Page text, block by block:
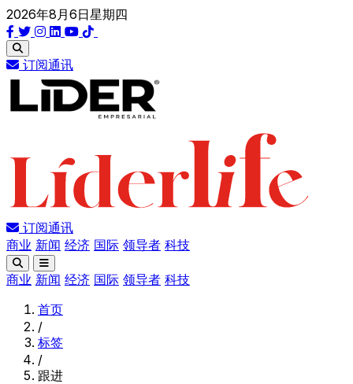
2026年8月6日星期四
订阅通讯
订阅通讯
商业 新闻 经济 国际 领导者 科技
商业 新闻 经济 国际 领导者 科技
首页
/
标签
/
跟进